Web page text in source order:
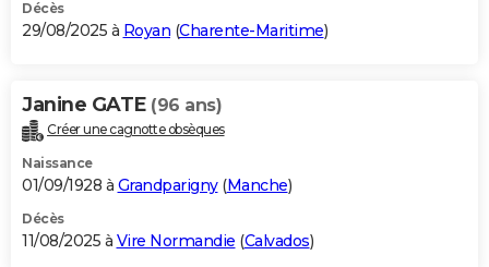
Décès
29/08/2025 à Royan (Charente-Maritime)
Janine GATE (96 ans)
Créer une cagnotte obsèques
Naissance
01/09/1928 à Grandparigny(Manche)
Décès
11/08/2025 à Vire Normandie (Calvados)